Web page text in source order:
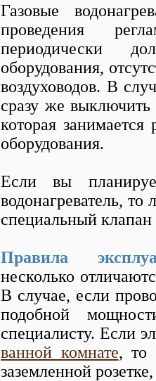
Газовые
проведения
периодически
оборудования,
воздуховодов. В
сразу же выключить
которая
оборудования.
Если вы
водонагреватель, то
специальный клапан
Правила
несколько
В случае, если
подобной
специалисту. Если
ванной комнате, то
заземленной